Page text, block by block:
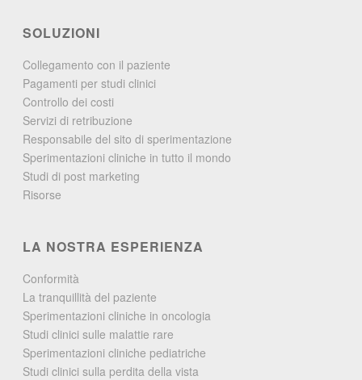
SOLUZIONI
Collegamento con il paziente
Pagamenti per studi clinici
Controllo dei costi
Servizi di retribuzione
Responsabile del sito di sperimentazione
Sperimentazioni cliniche in tutto il mondo
Studi di post marketing
Risorse
LA NOSTRA ESPERIENZA
Conformità
La tranquillità del paziente
Sperimentazioni cliniche in oncologia
Studi clinici sulle malattie rare
Sperimentazioni cliniche pediatriche
Studi clinici sulla perdita della vista